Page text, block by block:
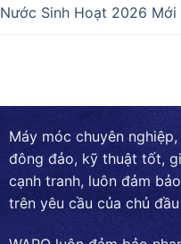
Nước Sinh Hoạt 2026 Mới
Máy móc chuyên
đông đảo, kỹ thuật tốt,
cạnh tranh, luôn đảm
trên yêu cầu của chủ